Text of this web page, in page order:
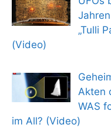
„Tulli
(Video)
Akten
WAS
im All? (Video)